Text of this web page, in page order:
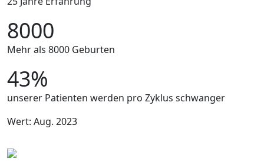
8000
Mehr als 8000 Geburten
43%
unserer Patienten werden pro Zyklus schwanger
Wert: Aug. 2023